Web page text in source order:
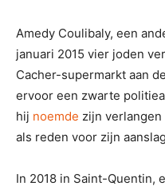
Amedy Coulibaly, een
januari 2015 vier joden
Cacher-supermarkt aan
ervoor een zwarte
hij noemde zijn verlangen
als reden voor zijn
In 2018 in Saint-Quentin,